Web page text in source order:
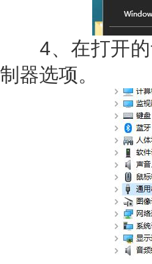
4、在打开的
制器选项。